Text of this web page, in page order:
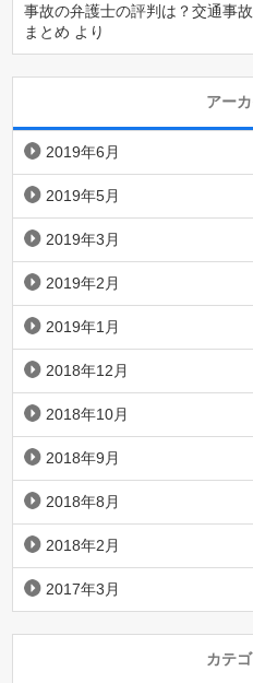
事故の弁護士の評判は？交通事
まとめ より
アー
2019年6月
2019年5月
2019年3月
2019年2月
2019年1月
2018年12月
2018年10月
2018年9月
2018年8月
2018年2月
2017年3月
カテ